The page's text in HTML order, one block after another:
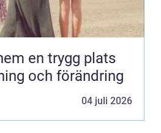
plats
och förändring
04 juli 2026